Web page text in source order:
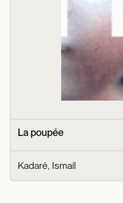
La poupée
Kadaré, Ismaíl